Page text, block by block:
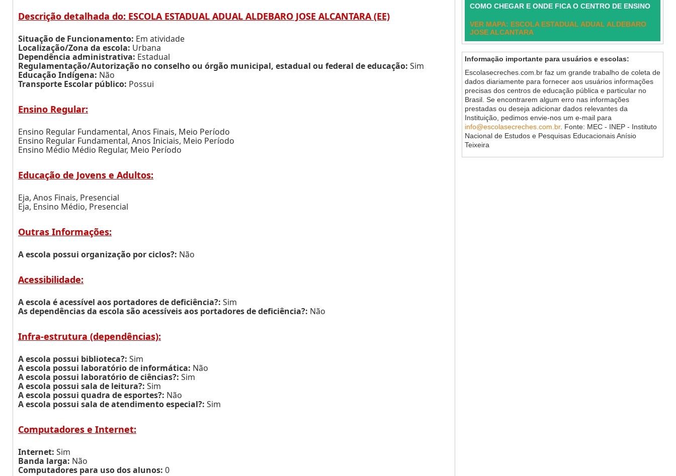
Descrição detalhada do: ESCOLA ESTADUAL ADUAL ALDEBARO JOSE ALCANTARA (EE)
Situação de Funcionamento: Em atividade
Localização/Zona da escola: Urbana
Dependência administrativa: Estadual
Regulamentação/Autorização no conselho ou órgão municipal, estadual ou federal de educação: Sim
Educação Indígena: Não
Transporte Escolar público: Possui
Ensino Regular:
Ensino Regular Fundamental, Anos Finais, Meio Período
Ensino Regular Fundamental, Anos Iniciais, Meio Período
Ensino Médio Médio Regular, Meio Período
Educação de Jovens e Adultos:
Eja, Anos Finais, Presencial
Eja, Ensino Médio, Presencial
Outras Informações:
A escola possui organização por ciclos?: Não
Acessibilidade:
A escola é acessível aos portadores de deficiência?: Sim
As dependências da escola são acessíveis aos portadores de deficiência?: Não
Infra-estrutura (dependências):
A escola possui biblioteca?: Sim
A escola possui laboratório de informática: Não
A escola possui laboratório de ciências?: Sim
A escola possui sala de leitura?: Sim
A escola possui quadra de esportes?: Não
A escola possui sala de atendimento especial?: Sim
Computadores e Internet:
Internet: Sim
Banda larga: Não
Computadores para uso dos alunos: 0
COMO CHEGAR E ONDE FICA O CENTRO DE ENSINO
VER MAPA: ESCOLA ESTADUAL ADUAL ALDEBARO
JOSE ALCANTARA
Informação importante para usuários e escolas:
Escolasecreches.com.br faz um grande trabalho de coleta de
dados diariamente para fornecer aos usuários informações
precisas dos centros de educação pública e particular no
Brasil. Se encontrarem algum erro nas informações
prestadas ou deseja adicionar dados relevantes da
Instituição, pedimos envie-nos um e-mail para
info@escolasecreches.com.br. Fonte: MEC - INEP - Instituto
Nacional de Estudos e Pesquisas Educacionais Anísio
Teixeira